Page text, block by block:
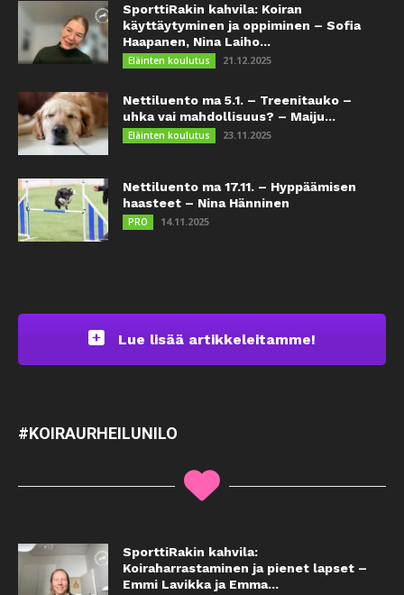
SporttiRakin kahvila: Koiran
käyttäytyminen ja oppiminen – Sofia
Haapanen, Nina Laiho...
Eläinten koulutus 21.12.2025
Nettiluento ma 5.1. – Treenitauko –
uhka vai mahdollisuus? – Maiju...
Eläinten koulutus 23.11.2025
Nettiluento ma 17.11. – Hyppäämisen
haasteet – Nina Hänninen
PRO 14.11.2025
Lue lisää artikkeleitamme!
#KOIRAURHEILUNILO
SporttiRakin kahvila:
Koiraharrastaminen ja pienet lapset –
Emmi Lavikka ja Emma...